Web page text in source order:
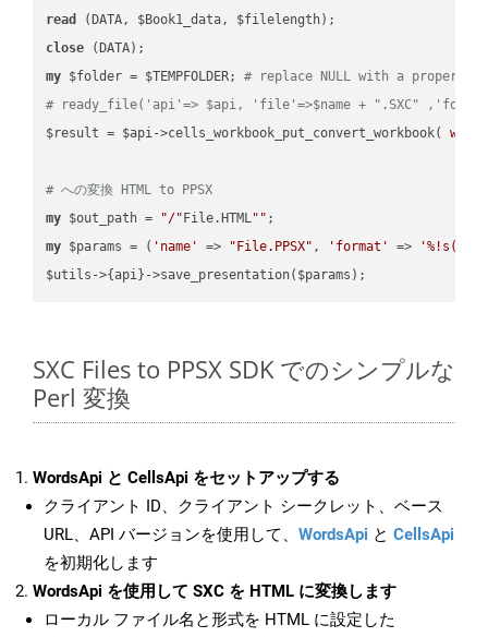
read
close
my $folder = $TEMPFOLDER; # replace NULL with a proper
# ready_file('api'=> $api, 'file'=>$name + ".SXC"
$result = $api->cells_workbook_put_convert_workbook(
# への変換 HTML to PPSX
my $out_path = "/" File.HTML""
my $params = ( 'name' => "File.PPSX" , 'format' =>
SXC Files to PPSX SDK でのシンプルな
Perl 変換
WordsApi と CellsApi をセットアップする
クライアント ID、クライアント シークレット、ベース
URL、API バージョンを使用して、 WordsApi と CellsApi
を初期化します
WordsApi を使用して SXC を HTML に変換します
ローカル ファイル名と形式を HTML に設定した